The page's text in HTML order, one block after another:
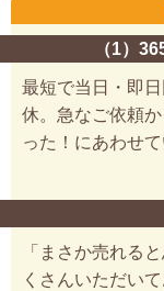
（1）
最短で当日・即
休。急なご依頼
った！にあわせ
「まさか売れる
くさんいただい